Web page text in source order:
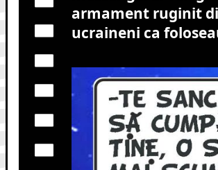
armament ruginit
ucraineni ca